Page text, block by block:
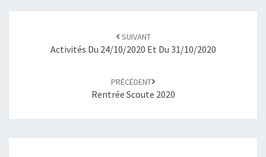
d'article
SUIVANT
Activités Du 24/10/2020 Et Du 31/10/2020
PRÉCÉDENT
Rentrée Scoute 2020